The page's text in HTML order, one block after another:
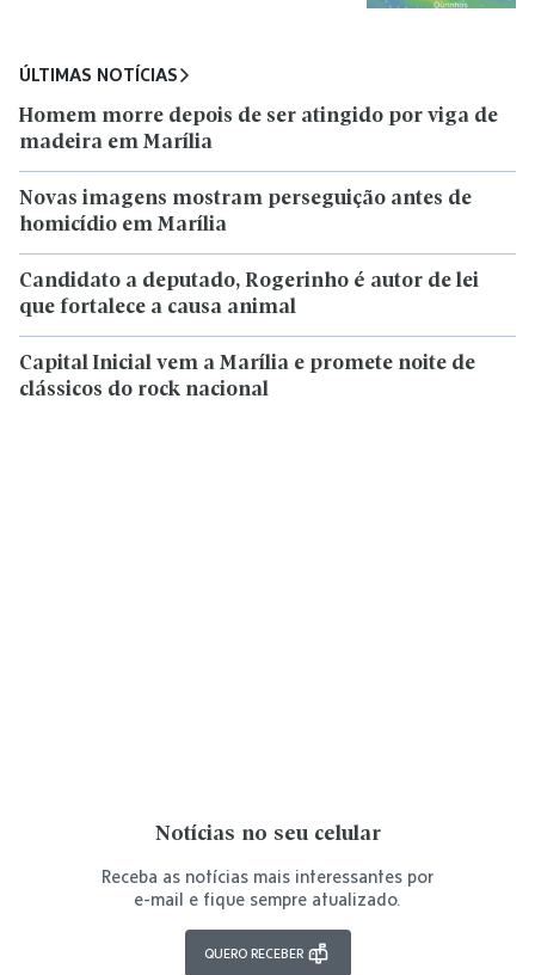
ÚLTIMAS NOTÍCIAS
Homem morre depois de ser atingido por viga de
madeira em Marília
Novas imagens mostram perseguição antes de
homicídio em Marília
Candidato a deputado, Rogerinho é autor de lei
que fortalece a causa animal
Capital Inicial vem a Marília e promete noite de
clássicos do rock nacional
Notícias no seu celular
Receba as notícias mais interessantes por
e-mail e fique sempre atualizado.
QUERO RECEBER